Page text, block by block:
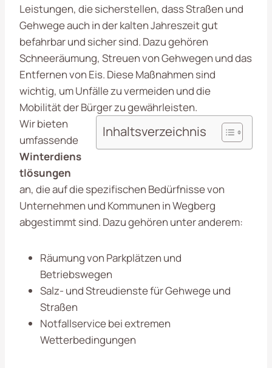
Leistungen, die sicherstellen, dass Straßen und
Gehwege auch in der kalten Jahreszeit gut
befahrbar und sicher sind. Dazu gehören
Schneeräumung, Streuen von Gehwegen und das
Entfernen von Eis. Diese Maßnahmen sind
wichtig, um Unfälle zu vermeiden und die
Mobilität der Bürger zu gewährleisten.
Inhaltsverzeichnis
Wir bieten
umfassende
Winterdiens
tlösungen
an, die auf die spezifischen Bedürfnisse von
Unternehmen und Kommunen in Wegberg
abgestimmt sind. Dazu gehören unter anderem:
Räumung von Parkplätzen und
Betriebswegen
Salz- und Streudienste für Gehwege und
Straßen
Notfallservice bei extremen
Wetterbedingungen